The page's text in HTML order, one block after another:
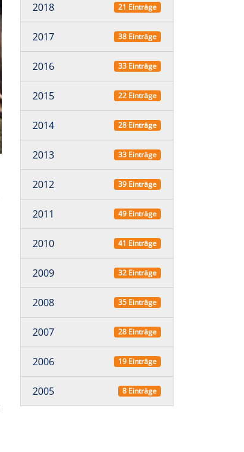
2018 21 Einträge
2017 38 Einträge
2016 33 Einträge
2015 22 Einträge
2014 28 Einträge
2013 33 Einträge
2012 39 Einträge
2011 49 Einträge
2010 41 Einträge
2009 32 Einträge
2008 35 Einträge
2007 28 Einträge
2006 19 Einträge
2005 8 Einträge